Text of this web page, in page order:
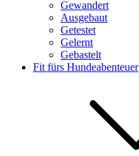
Gewandert
Ausgebaut
Getestet
Gelernt
Gebastelt
Fit fürs Hundeabenteuer